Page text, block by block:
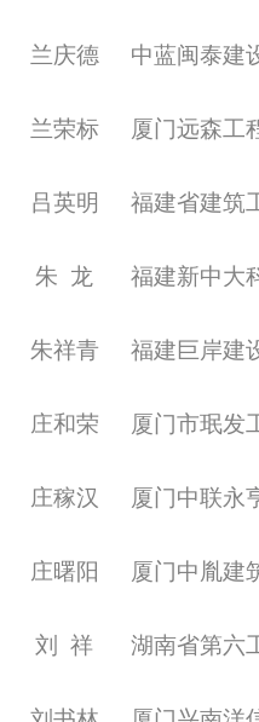
兰庆德 中蓝闽泰建
兰荣标 厦门远森工
吕英明 福建省建筑
朱 龙 福建新中大
朱祥青 福建巨岸建
庄和荣 厦门市珉发
庄稼汉 厦门中联永
庄曙阳 厦门中胤建
刘 祥 湖南省第六